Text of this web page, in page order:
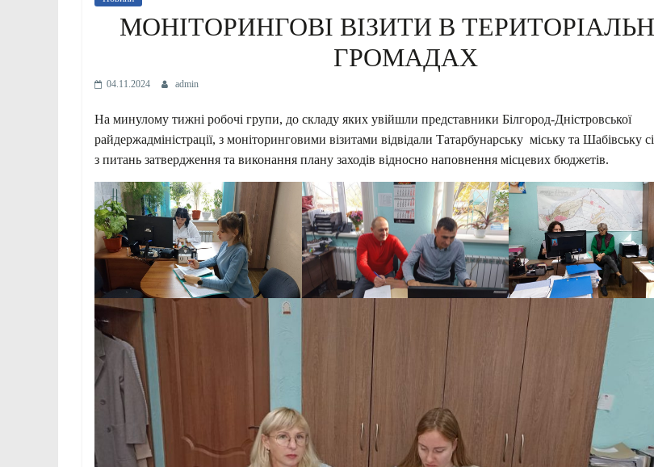
МОНІТОРИНГОВІ ВІЗИТИ В
ГРОМАДАХ
04.11.2024 admin
На минулому тижні робочі групи, до складу яких увійшли представники Білгород-Дністровської
райдержадміністрації, з моніторинговими візитами відвідали Татарбунарську міську та Шабівську
з питань затвердження та виконання плану заходів відносно наповнення місцевих бюджетів.